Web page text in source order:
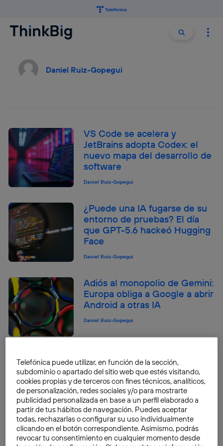
Buscar
Daniel Ruiz-Gopegui
VS Code se acelera y
JetBrains adopta Codex: el
nuevo mapa del desarrollo de
software
Daniel Ruiz-Gopegui
¿Puede una IA fugarse de su
entorno de pruebas? El día
que GPT-5.6 hackeó Hugging
Face
Daniel Ruiz-Gopegui
Adiós al monopolio de Gemini:
Europa obliga a Google a abrir
Android a otras IA
Daniel Ruiz-Gopegui
570 agujeros en un día:
cuando la IA de Microsoft
reventó su propio Patch
Tuesday
Daniel Ruiz-Gopegui
Kimi K3 y la frontera de los 3
billones: cuando la fuerza
Telefónica puede utilizar, en función de la sección,
subdominio o apartado del sitio web que estés visitando,
cookies propias y de terceros con fines técnicos, analíticos,
de personalización, redes sociales y/o para mostrarte
publicidad personalizada en base a un perfil elaborado a
partir de tus hábitos de navegación. Puedes aceptar
todas, rechazarlas o configurar su uso individualmente
clicando en el botón correspondiente. Asimismo, podrás
revocar tu consentimiento en cualquier momento desde